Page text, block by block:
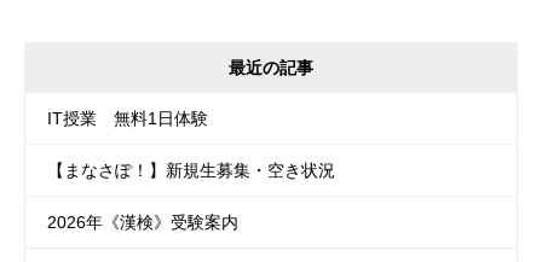
最近の記事
IT授業 無料1日体験
【まなさぽ！】新規生募集・空き状況
2026年《漢検》受験案内